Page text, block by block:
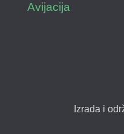
Avijacija
Izrada i